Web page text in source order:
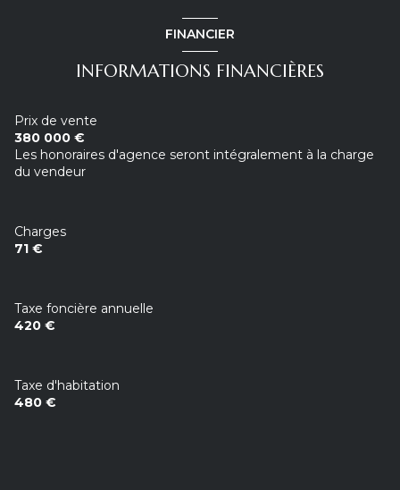
quartier vielle-ville
FINANCIER
INFORMATIONS FINANCIÈRES
Prix de vente
380 000 €
Les honoraires d'agence seront intégralement à la charge
du vendeur
Charges
71 €
Taxe foncière annuelle
420 €
Taxe d'habitation
480 €